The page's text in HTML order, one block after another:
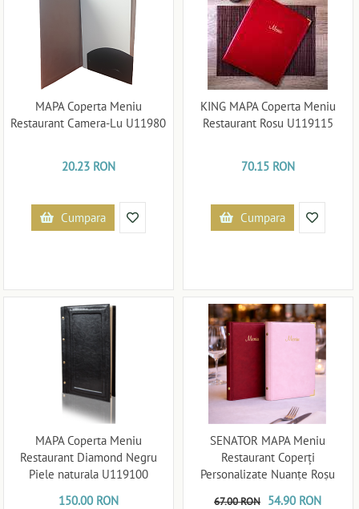
MAPA Coperta Meniu
Restaurant Camera-Lu U11980
20.23 RON
Cumpara
KING MAPA Coperta Meniu
Restaurant Rosu U119115
70.15 RON
Cumpara
MAPA Coperta Meniu
Restaurant Diamond Negru
Piele naturala U119100
150.00 RON
SENATOR MAPA Meniu
Restaurant Coperți
Personalizate Nuanțe Roșu
67.00 RON 54.90 RON